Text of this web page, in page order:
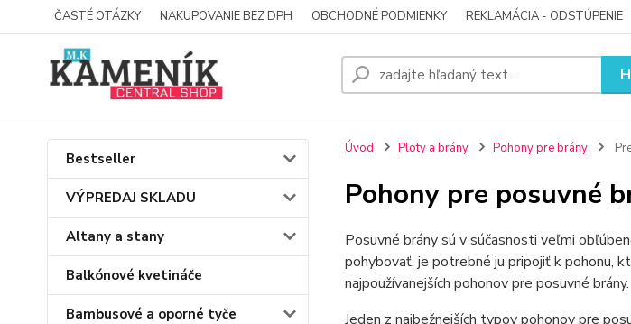
ČASTÉ OTÁZKY NAKUPOVANIE BEZ DPH OBCHODNÉ PODMIENKY REKLAMÁCIA - ODSTÚPENIE
Bestseller
VÝPREDAJ SKLADU
Altany a stany
Balkónové kvetináče
Bambusové a oporné tyče
Úvod Ploty a brány Pohony pre brány
Pohony pre posuvné
Posuvné brány sú v súčasnosti veľmi
pohybovať, je potrebné ju pripojiť k pohonu,
najpoužívanejších pohonov pre posuvné brány.
Jeden z najbežnejších typov pohonov pre